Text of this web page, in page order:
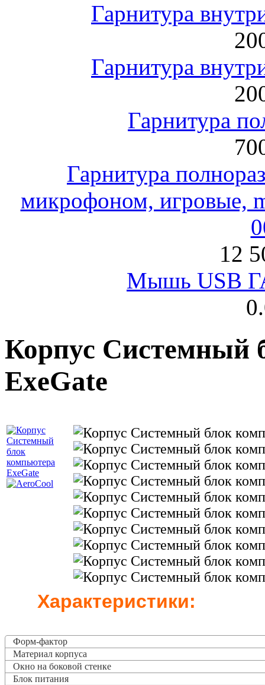
Гарнитура
Гарнитура
Гарнитура
Гарнитура
микрофоном, игровые,
12
Мышь USB
Корпус Системный
ExeGate
Характеристики:
Форм-фактор
Материал корпуса
Окно на боковой стенке
Блок питания